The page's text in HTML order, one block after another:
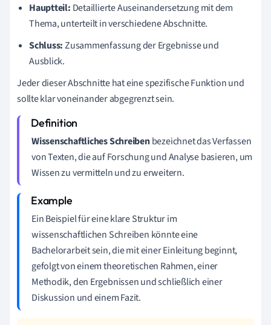
Hauptteil: Detaillierte Auseinandersetzung mit dem
Thema, unterteilt in verschiedene Abschnitte.
Schluss:Zusammenfassung der Ergebnisse und
Ausblick.
Jeder dieser Abschnitte hat eine spezifische Funktion und
sollte klar voneinander abgegrenzt sein.
Wissenschaftliches Schreibenbezeichnet das Verfassen
von Texten, die auf Forschung und Analyse basieren, um
Wissen zu vermitteln und zu erweitern.
Ein Beispiel für eine klare Struktur im
wissenschaftlichen Schreiben könnte eine
Bachelorarbeit sein, die mit einer Einleitung beginnt,
gefolgt von einem theoretischen Rahmen, einer
Methodik, den Ergebnissen und schließlich einer
Diskussion und einem Fazit.